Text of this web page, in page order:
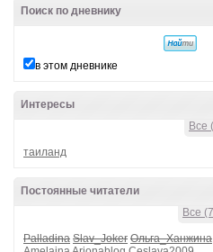
Поиск по дневнику
в этом дневнике
Интересы
Все
таиланд
Постоянные читатели
Все
Palladina Slav_Joker Ольга_Ханжина